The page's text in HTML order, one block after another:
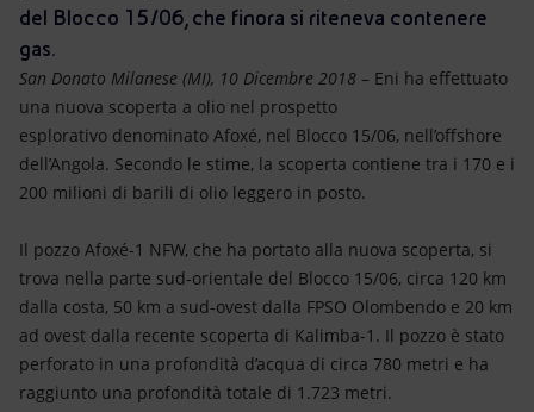
Innovazione
Scenari energetici
del Blocco 15/06, che finora si riteneva contenere
gas.
San Donato Milanese (MI), 10 Dicembre 2018 – Eni ha effettuato
una nuova scoperta a olio nel prospetto
esplorativo denominato Afoxé, nel Blocco 15/06, nell’offshore
dell’Angola. Secondo le stime, la scoperta contiene tra i 170 e i
200 milioni di barili di olio leggero in posto.
Il pozzo Afoxé-1 NFW, che ha portato alla nuova scoperta, si
trova nella parte sud-orientale del Blocco 15/06, circa 120 km
dalla costa, 50 km a sud-ovest dalla FPSO Olombendo e 20 km
ad ovest dalla recente scoperta di Kalimba-1. Il pozzo è stato
perforato in una profondità d’acqua di circa 780 metri e ha
raggiunto una profondità totale di 1.723 metri.